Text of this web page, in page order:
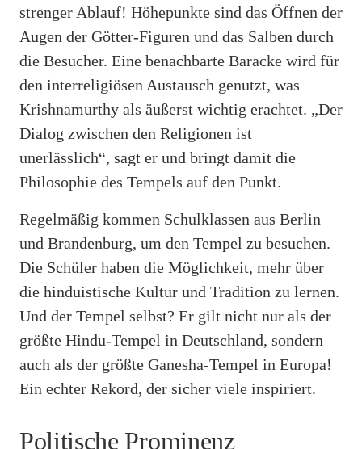
strenger Ablauf! Höhepunkte sind das Öffnen der
Augen der Götter-Figuren und das Salben durch
die Besucher. Eine benachbarte Baracke wird für
den interreligiösen Austausch genutzt, was
Krishnamurthy als äußerst wichtig erachtet. „Der
Dialog zwischen den Religionen ist
unerlässlich“, sagt er und bringt damit die
Philosophie des Tempels auf den Punkt.
Regelmäßig kommen Schulklassen aus Berlin
und Brandenburg, um den Tempel zu besuchen.
Die Schüler haben die Möglichkeit, mehr über
die hinduistische Kultur und Tradition zu lernen.
Und der Tempel selbst? Er gilt nicht nur als der
größte Hindu-Tempel in Deutschland, sondern
auch als der größte Ganesha-Tempel in Europa!
Ein echter Rekord, der sicher viele inspiriert.
Politische Prominenz